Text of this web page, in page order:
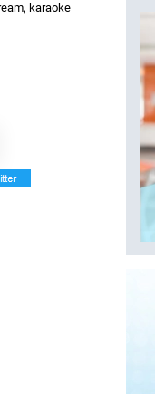
karaoke